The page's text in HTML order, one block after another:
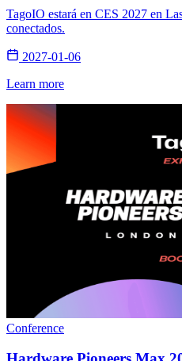
TagoIO estará en CES 2027 en
conectados.
2027-01-06
Learn more
Conference